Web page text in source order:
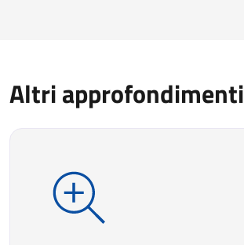
Altri approfondimenti